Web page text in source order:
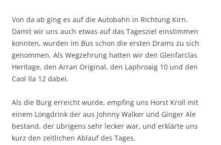
Von da ab ging es auf die Auto­bahn in Rich­tung Kirn.
Damit wir uns auch etwas auf das Tagesziel ein­stim­men
kon­nten, wur­den im Bus schon die ersten Drams zu sich
genom­men. Als Wegzehrung hat­ten wir den Glen­far­clas
Her­itage, den Arran Orig­i­nal, den Laphroaig 10 und den
Caol Ila 12 dabei.
Als die Burg erre­icht wurde, empf­ing uns Horst Kroll mit
einem Long­drink der aus John­ny Walk­er und Gin­ger Ale
bestand, der übri­gens sehr leck­er war, und erk­lärte uns
kurz den zeitlichen Ablauf des Tages.